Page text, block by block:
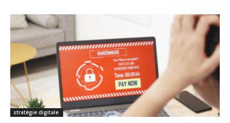
stratégie digitale